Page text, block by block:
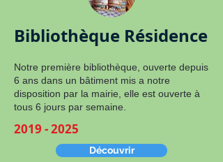
Bibliothèque Résidence
Notre première bibliothèque, ouverte depuis
6 ans dans un bâtiment mis a notre
disposition par la mairie, elle est ouverte à
tous 6 jours par semaine.
2019 - 2025
Découvrir